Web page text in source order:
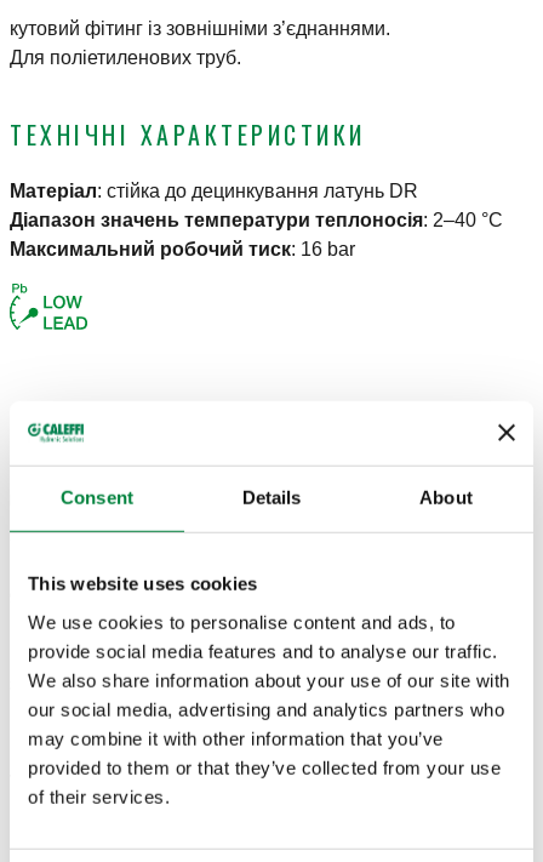
Consent Details About
This website uses cookies
We use cookies to personalise content and ads, to
provide social media features and to analyse our traffic.
We also share information about your use of our site with
our social media, advertising and analytics partners who
may combine it with other information that you’ve
provided to them or that they’ve collected from your use
of their services.
кутовий фітинг із зовнішніми з’єднаннями.
Для поліетиленових труб.
ТЕХНІЧНІ ХАРАКТЕРИСТИКИ
Матеріал: стійка до децинкування латунь DR
Діапазон значень температури теплоносія: 2–40 °C
Максимальний робочий тиск: 16 bar
КРЕСЛЕННЯ Й СПЕЦИФІКАЦІЇ
Вхідне з’єднання Вихідне з’єднання
R 1" (EN 10226-1)
H.З., Ø 32
H.З., Ø 32
3D-моделі
Текст пропозиції
CALEFFI, 967632. кутовий фітинг із зовнішніми